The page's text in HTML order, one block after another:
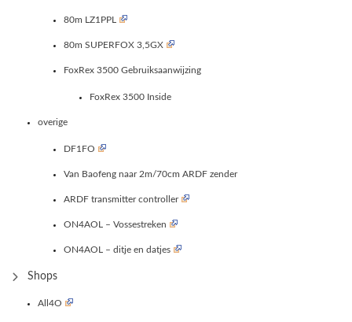
80m LZ1PPL
80m SUPERFOX 3,5GX
FoxRex 3500 Gebruiksaanwijzing
FoxRex 3500 Inside
overige
DF1FO
Van Baofeng naar 2m/70cm ARDF zender
ARDF transmitter controller
ON4AOL – Vossestreken
ON4AOL – ditje en datjes
Shops
All4O